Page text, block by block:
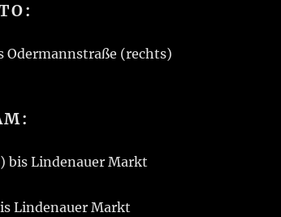
Odermannstraße (rechts)
bis Lindenauer Markt
Lindenauer Markt